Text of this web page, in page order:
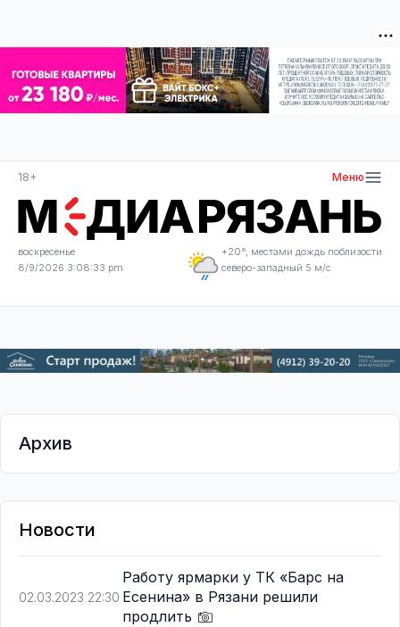
18+ Меню
воскресенье
8/9/2026 3:08:33 pm
+20°, местами дождь поблизости
северо-западный 5 м/с
Архив
Новости
02.03.2023 22:30
Работу ярмарки у ТК «Барс на
Есенина» в Рязани решили
продлить